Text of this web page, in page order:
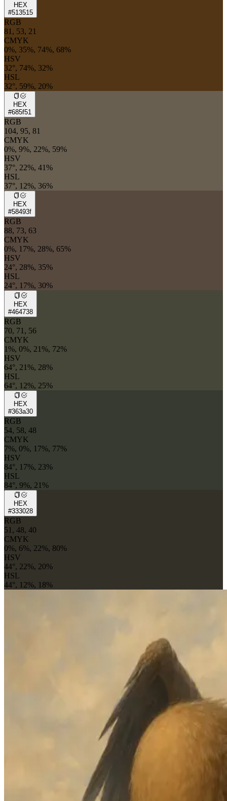
HEX
#513515
RGB
81, 53, 21
CMYK
0%, 35%, 74%, 68%
HSV
32°, 74%, 32%
HSL
32°, 59%, 20%
HEX
#685f51
RGB
104, 95, 81
CMYK
0%, 9%, 22%, 59%
HSV
37°, 22%, 41%
HSL
37°, 12%, 36%
HEX
#58493f
RGB
88, 73, 63
CMYK
0%, 17%, 28%, 65%
HSV
24°, 28%, 35%
HSL
24°, 17%, 30%
HEX
#464738
RGB
70, 71, 56
CMYK
1%, 0%, 21%, 72%
HSV
64°, 21%, 28%
HSL
64°, 12%, 25%
HEX
#363a30
RGB
54, 58, 48
CMYK
7%, 0%, 17%, 77%
HSV
84°, 17%, 23%
HSL
84°, 9%, 21%
HEX
#333028
RGB
51, 48, 40
CMYK
0%, 6%, 22%, 80%
HSV
44°, 22%, 20%
HSL
44°, 12%, 18%